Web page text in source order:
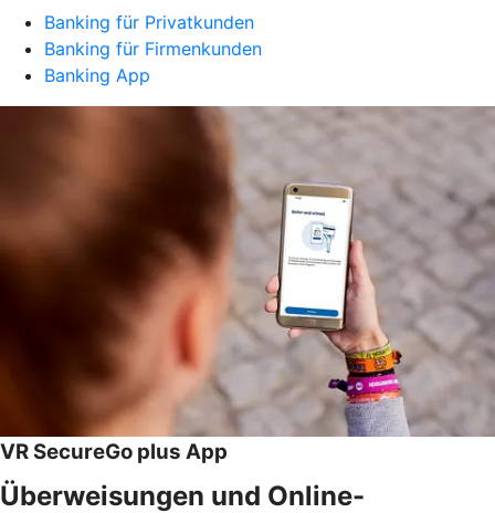
Banking für Privatkunden
Banking für Firmenkunden
Banking App
VR SecureGo plus App
Überweisungen und Online-